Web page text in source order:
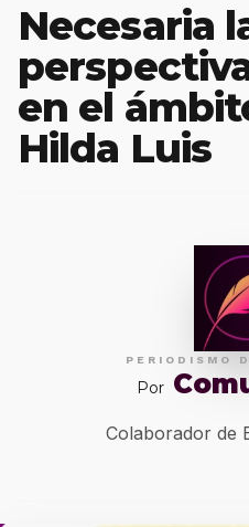
Necesaria
en el
Hilda Luis
PERIODISMO
Por
Colaborador de